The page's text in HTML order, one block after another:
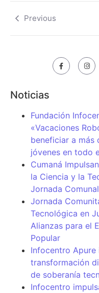
Previous
Noticias
Fundación
«Vacaciones
beneficiar a más
jóvenes en todo
Cumaná
la Ciencia y la
Jornada Comunal
Jornada
Tecnológica en
Alianzas para el
Popular
Infocentro Apure
transformación
de soberanía
Infocentro